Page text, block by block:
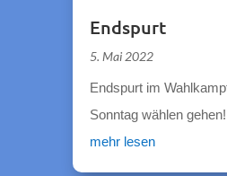
Endspurt
5. Mai 2022
Endspurt im
Sonntag wählen gehen!
mehr lesen